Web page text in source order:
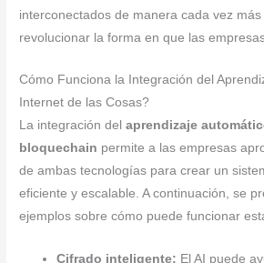
interconectados de manera cada vez
revolucionar la forma en que las
Cómo Funciona la Integración del
Internet de las Cosas?
La integración delaprendizaje
bloquechain permite a las empresas
de ambas tecnologías para crear un
eficiente y escalable. A continuación, se
ejemplos sobre cómo puede funcionar
Cifrado inteligente: El AI puede